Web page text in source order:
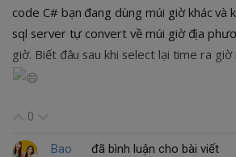
code C# bạn đang dùng múi giờ khác và
sql server tự convert về múi giờ địa
giờ. Biết đâu sau khi select lại time ra giờ
0
Bao
đã bình luận cho bài viết